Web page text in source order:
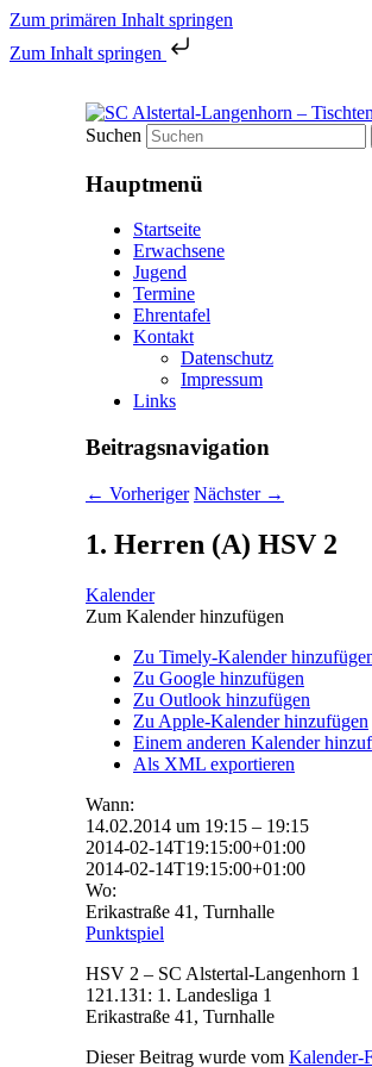
Zum primären Inhalt springen
Zum Inhalt springen
SC Alstertal-
Tischtennis in Hamburgs
Suchen
Hauptmenü
Startseite
Erwachsene
Jugend
Termine
Ehrentafel
Kontakt
Datenschutz
Impressum
Links
Beitragsnavigation
← Vorheriger Nächster →
1. Herren (A) HSV 2
Kalender
Zum Kalender hinzufügen
Zu Timely-Kalender
Zu Google hinzufügen
Zu Outlook hinzufügen
Zu Apple-Kalender hinzufügen
Einem anderen Kalender
Als XML exportieren
Wann:
14.02.2014 um 19:15 – 19:15
2014-02-14T19:15:00+01:00
2014-02-14T19:15:00+01:00
Wo:
Erikastraße 41, Turnhalle
Punktspiel
HSV 2 – SC Alstertal-Langenhorn 1
121.131: 1. Landesliga 1
Erikastraße 41, Turnhalle
Dieser Beitrag wurde vom Kalender-